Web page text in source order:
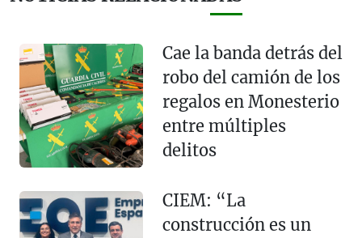
Cae la banda detrás del
robo del camión de los
regalos en Monesterio
entre múltiples
delitos
CIEM: “La
construcción es un